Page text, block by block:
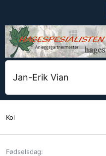
Jan-Erik Vian
Koi
Fødselsdag